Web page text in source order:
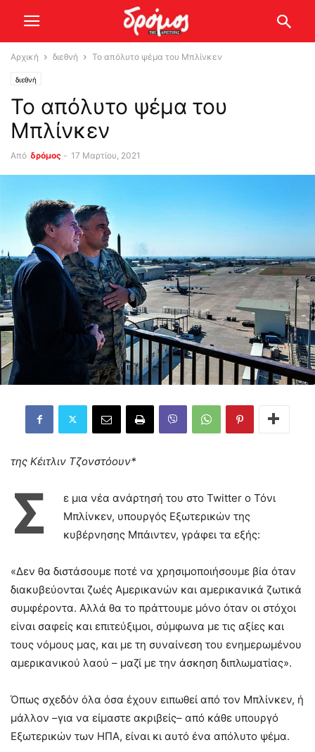
Αρχική διεθνή Το απόλυτο ψέμα του Μπλίνκεν
διεθνή
Το απόλυτο ψέμα του
Μπλίνκεν
Από δρόμος - 17 Μαρτίου, 2021
της Κέιτλιν Τζονστόουν*
Σ
ε μια νέα ανάρτησή του στο Twitter ο Τόνι
Μπλίνκεν, υπουργός Εξωτερικών της
κυβέρνησης Μπάιντεν, γράφει τα εξής:
«Δεν θα διστάσουμε ποτέ να χρησιμοποιήσουμε βία όταν
διακυβεύονται ζωές Αμερικανών και αμερικανικά ζωτικά
συμφέροντα. Αλλά θα το πράττουμε μόνο όταν οι στόχοι
είναι σαφείς και επιτεύξιμοι, σύμφωνα με τις αξίες και
τους νόμους μας, και με τη συναίνεση του ενημερωμένου
αμερικανικού λαού – μαζί με την άσκηση διπλωματίας».
Όπως σχεδόν όλα όσα έχουν ειπωθεί από τον Μπλίνκεν, ή
μάλλον –για να είμαστε ακριβείς– από κάθε υπουργό
Εξωτερικών των ΗΠΑ, είναι κι αυτό ένα απόλυτο ψέμα.